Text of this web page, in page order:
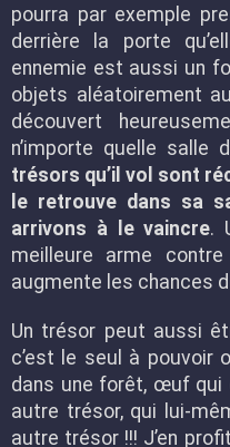
pourra par exemple
derrière la porte
ennemie est aussi un
objets aléatoirement
découvert
n’importe quelle salle
trésors qu’il vol sont
le retrouve dans sa
arrivons à le vaincre.
meilleure arme
augmente les chances
Un trésor peut aussi
c’est le seul à pouvoir
dans une forêt, œuf qui
autre trésor, qui lui-
autre trésor !!! J’en